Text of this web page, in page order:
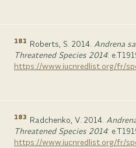
181 Roberts, S. 2014. Andrena
Threatened Species 2014:
https://www.iucnredlist.org/fr/
183 Radchenko, V. 2014.
Threatened Species 2014:
https://www.iucnredlist.org/fr/